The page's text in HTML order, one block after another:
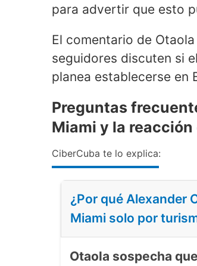
para advertir que esto
El comentario de
seguidores discuten si
planea establecerse en
Preguntas
Miami y la
CiberCuba te lo explica:
¿Por qué Alexander
Miami solo por
Otaola sospecha